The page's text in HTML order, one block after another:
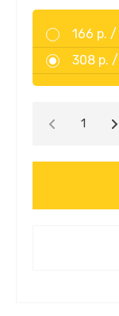
166 р. /
308 р. /